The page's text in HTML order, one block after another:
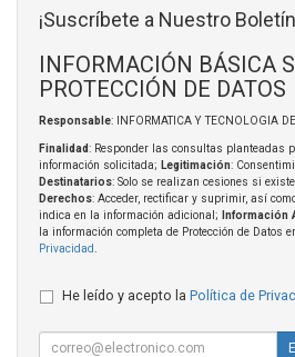
¡Suscríbete a Nuestro
INFORMACIÓN BÁSICA
PROTECCIÓN DE DATOS
Responsable: INFORMATICA Y TECNOLOGIA
Finalidad: Responder las consultas planteadas
información solicitada; Legitimación:
Destinatarios: Solo se realizan cesiones si
Derechos: Acceder, rectificar y suprimir, así
indica en la información adicional;
Información
la información completa de Protección de Datos
Privacidad
He leído y acepto la Política de